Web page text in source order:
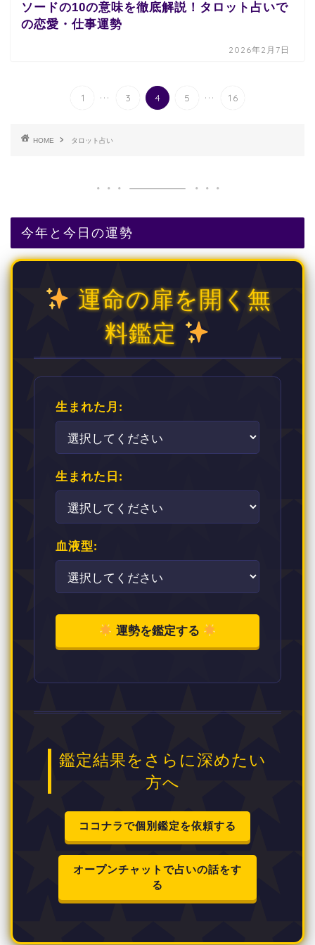
ソードの10の意味を徹底解説！タロット占いで
の恋愛・仕事運勢
2026年2月7日
1 ... 3 4 5 ... 16
HOME タロット占い
今年と今日の運勢
運命の扉を開く無
料鑑定
生まれた月:
生まれた日:
血液型:
運勢を鑑定する
鑑定結果をさらに深めたい
方へ
ココナラで個別鑑定を依頼する
オープンチャットで占いの話をす
る